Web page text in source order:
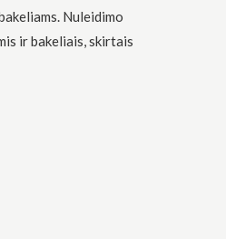
Nuleidimo
ir bakeliais, skirtais